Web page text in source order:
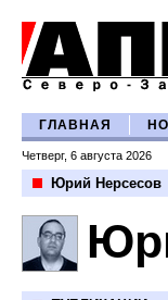
ГЛАВНАЯ
Четверг, 6 августа 2026
Юрий Нерсесов